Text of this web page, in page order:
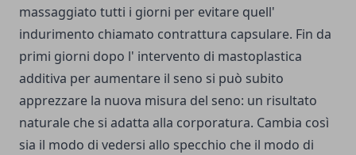
massaggiato tutti i giorni per evitare quell'
indurimento chiamato contrattura capsulare. Fin da
primi giorni dopo l' intervento di mastoplastica
additiva per aumentare il seno si può subito
apprezzare la nuova misura del seno: un risultato
naturale che si adatta alla corporatura. Cambia così
sia il modo di vedersi allo specchio che il modo di